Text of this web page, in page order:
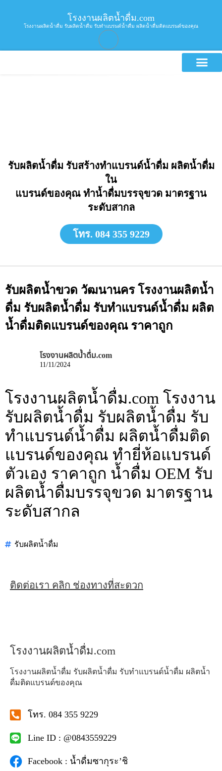
โรงงานผลิตน้ำดื่ม.com
โรงงานผลิตน้ำดื่ม รับผลิตน้ำดื่ม รับทำแบรนด์น้ำดื่ม ผลิตน้ำดื่มติดแบรนด์ของคุณ
รับผลิตน้ำดื่ม รับสร้างทำแบรนด์น้ำดื่ม ผลิตน้ำดื่ม
ใน
แบรนด์ของคุณ ทำน้ำดื่มบรรจุขวด มาตรฐาน
ระดับสากล
โทร. 084 355 9229
รับผลิตน้ำขวด วัฒนานคร โรงงานผลิตน้ำ
ดื่ม รับผลิตน้ำดื่ม รับทำแบรนด์น้ำดื่ม ผลิต
น้ำดื่มติดแบรนด์ของคุณ ราคาถูก
โรงงานผลิตน้ำดื่ม.com
11/11/2024
โรงงานผลิตน้ำดื่ม.com โรงงาน
รับผลิตน้ำดื่ม รับผลิตน้ำดื่ม รับ
ทำแบรนด์น้ำดื่ม ผลิตน้ำดื่มติด
แบรนด์ของคุณ ทำยี่ห้อแบรนด์
ตัวเอง ราคาถูก น้ำดื่ม OEM รับ
ผลิตน้ำดื่มบรรจุขวด มาตรฐาน
ระดับสากล
รับผลิตน้ำดื่ม
ติดต่อเรา คลิก ช่องทางที่สะดวก
โรงงานผลิตน้ำดื่ม.com
โรงงานผลิตน้ำดื่ม รับผลิตน้ำดื่ม รับทำแบรนด์น้ำดื่ม ผลิตน้ำ
ดื่มติดแบรนด์ของคุณ
โทร. 084 355 9229
Line ID : @0843559229
Facebook : น้ำดื่มซากุระ’ชิ